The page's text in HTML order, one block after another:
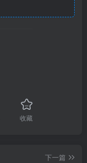
收藏
下一篇